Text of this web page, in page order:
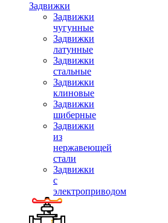
Задвижки
Задвижки
чугунные
Задвижки
латунные
Задвижки
стальные
Задвижки
клиновые
Задвижки
шиберные
Задвижки
из
нержавеющей
стали
Задвижки
с
электроприводом